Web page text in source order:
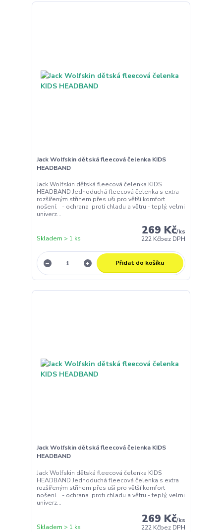
Jack Wolfskin dětská fleecová čelenka KIDS
HEADBAND
Jack Wolfskin dětská fleecová čelenka KIDS
HEADBAND Jednoduchá fleecová čelenka s extra
rozšířeným střihem přes uši pro větší komfort
nošení. - ochrana proti chladu a větru - teplý, velmi
univerz...
269 Kč/ks
222 Kčbez DPH
Skladem > 1 ks
Přidat do košíku
Jack Wolfskin dětská fleecová čelenka KIDS
HEADBAND
Jack Wolfskin dětská fleecová čelenka KIDS
HEADBAND Jednoduchá fleecová čelenka s extra
rozšířeným střihem přes uši pro větší komfort
nošení. - ochrana proti chladu a větru - teplý, velmi
univerz...
269 Kč/ks
222 Kčbez DPH
Skladem > 1 ks